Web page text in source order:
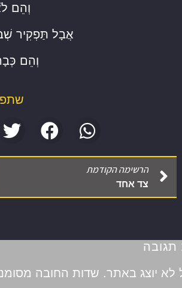
וְהֵם
אֲבָל תַּפְקִיר
וְהֵם
הרשימה הקודמת
צד אחד
תגובה
לא יוצג באתר. שדות החובה